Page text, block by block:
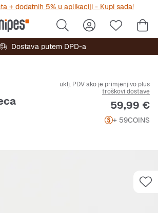
+ dodatnih 5% u aplikaciji - Kupi sada!
Dostava putem DPD-a
uklj. PDV ako je primjenjivo plus
troškovi dostave
Cijena
59,99 €
+ 59COINS